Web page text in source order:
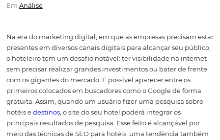
nas pesquisas no Google
EmAnálise
Na era do marketing digital, em que as empresas
presentes em diversos canais digitais para alcançar seu
o hoteleiro tem um desafio notável: ter visibilidade na
sem precisar realizar grandes investimentos ou bater